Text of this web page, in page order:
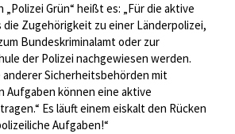
Grün“ heißt es: „Für die aktive
die Zugehörigkeit zu einer Länderpolizei,
Bundeskriminalamt oder zur
der Polizei nachgewiesen werden.
Sicherheitsbehörden mit
Aufgaben können eine aktive
Es läuft einem eiskalt den Rücken
Aufgaben!“